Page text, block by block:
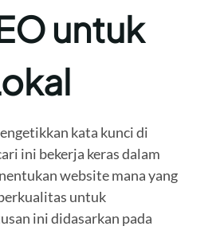
untuk
kata kunci di
ini bekerja keras dalam
website mana yang
untuk
ini didasarkan pada